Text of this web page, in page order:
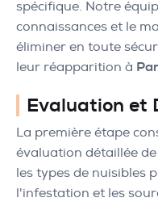
spécifique. Notre
connaissances et le
éliminer en toute
leur réapparition à
Evaluation et
La première étape
évaluation détaillée
les types de nuisibles
l'infestation et les